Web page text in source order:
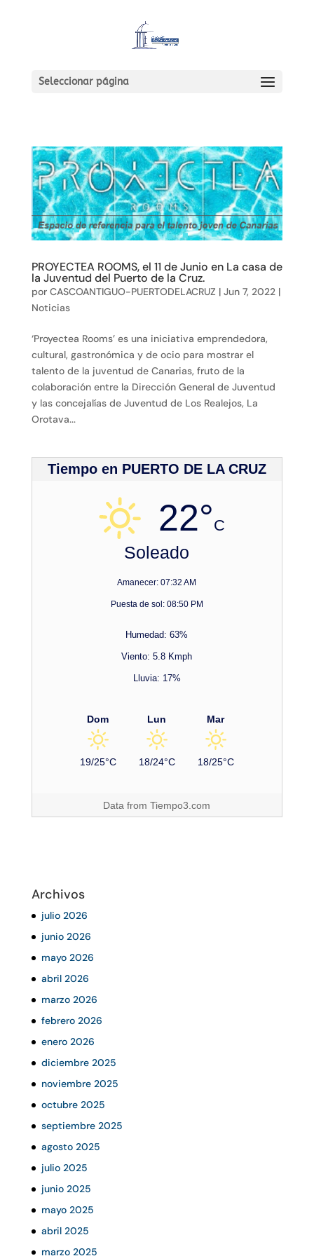
Seleccionar página
PROYECTEA ROOMS, el 11 de Junio en La casa de
la Juventud del Puerto de la Cruz.
por CASCOANTIGUO-PUERTODELACRUZ | Jun 7, 2022|
Noticias
‘Proyectea Rooms’ es una iniciativa emprendedora,
cultural, gastronómica y de ocio para mostrar el
talento de la juventud de Canarias, fruto de la
colaboración entre la Dirección General de Juventud
y las concejalías de Juventud de Los Realejos, La
Orotava...
Tiempo en PUERTO DE LA CRUZ
22°C
Soleado
Amanecer: 07:32 AM
Puesta de sol: 08:50 PM
Humedad: 63%
Viento: 5.8 Kmph
Lluvia: 17%
Dom
19/25°C
Lun
18/24°C
Mar
18/25°C
Data fromTiempo3.com
Archivos
julio 2026
junio 2026
mayo 2026
abril 2026
marzo 2026
febrero 2026
enero 2026
diciembre 2025
noviembre 2025
octubre 2025
septiembre 2025
agosto 2025
julio 2025
junio 2025
mayo 2025
abril 2025
marzo 2025